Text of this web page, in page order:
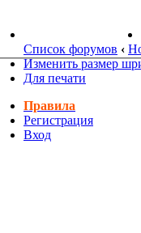
НОВОСТИ НАУКИ
Список форумов ‹
Изменить размер
Для печати
Правила
Регистрация
Вход